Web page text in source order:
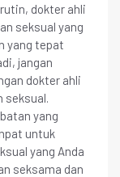
dokter ahli
seksual yang
yang tepat
jangan
dokter ahli
seksual.
yang
untuk
yang Anda
seksama dan